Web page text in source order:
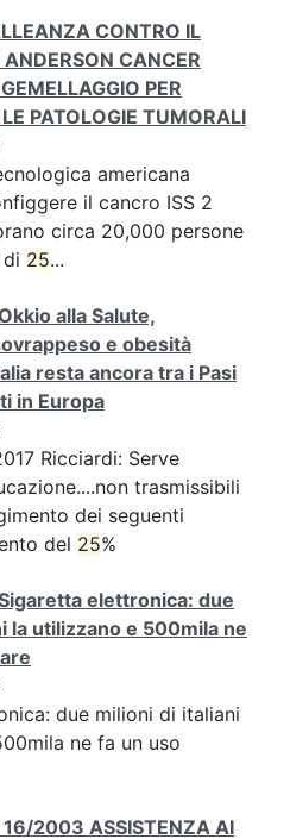
CONTRO IL
CANCER
PER
PATOLOGIE TUMORALI
americana
il cancro ISS 2
circa 20,000 persone
25...
alla Salute,
e obesità
resta ancora tra i Pasi
in Europa
Ricciardi: Serve
trasmissibili
dei seguenti
del 25%
elettronica: due
la utilizzano e 500mila ne
due milioni di italiani
ne fa un uso
2003 ASSISTENZA AI